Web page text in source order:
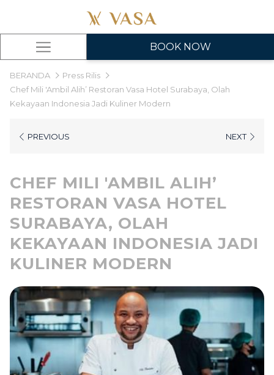
Hamburger BOOK NOW
BERANDA
Press Rilis
Chef Mili 'Ambil Alih’ Restoran Vasa Hotel Surabaya, Olah
Kekayaan Indonesia Jadi Kuliner Modern
PREVIOUS NEXT
CHEF MILI 'AMBIL ALIH’
RESTORAN VASA HOTEL
SURABAYA, OLAH
KEKAYAAN INDONESIA JADI
KULINER MODERN